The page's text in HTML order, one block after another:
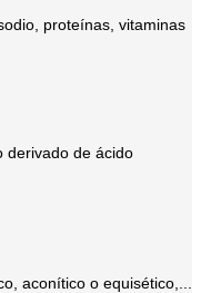
proteínas, vitaminas
derivado de ácido
aconítico o equisético,...